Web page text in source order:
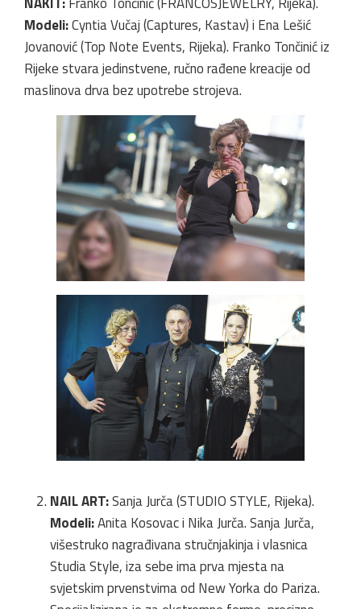
Modeli:Cyntia Vučaj (Captures, Kastav) i Ena Lešić
Jovanović (Top Note Events, Rijeka). Franko Tončinić iz
Rijeke stvara jedinstvene, ručno rađene kreacije od
maslinova drva bez upotrebe strojeva.
NAIL ART:Sanja Jurča (STUDIO STYLE, Rijeka).
Modeli:Anita Kosovac i Nika Jurča. Sanja Jurča,
višestruko nagrađivana stručnjakinja i vlasnica
Studia Style, iza sebe ima prva mjesta na
svjetskim prvenstvima od New Yorka do Pariza.